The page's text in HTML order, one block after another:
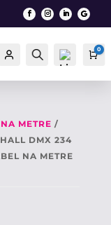
Račun Traži
List
a
0
METRE /
DMX 234
NA METRE